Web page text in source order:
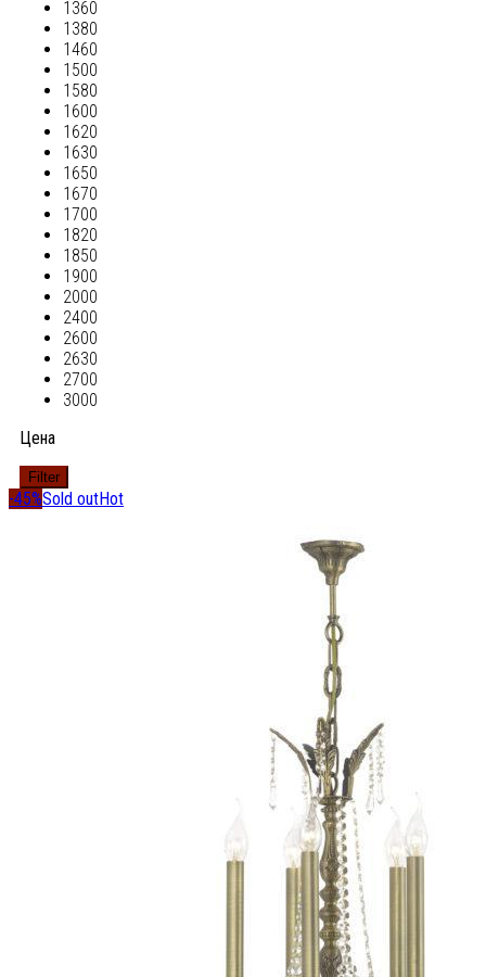
1360
1380
1460
1500
1580
1600
1620
1630
1650
1670
1700
1820
1850
1900
2000
2400
2600
2630
2700
3000
Цена
Filter
-45%Sold outHot